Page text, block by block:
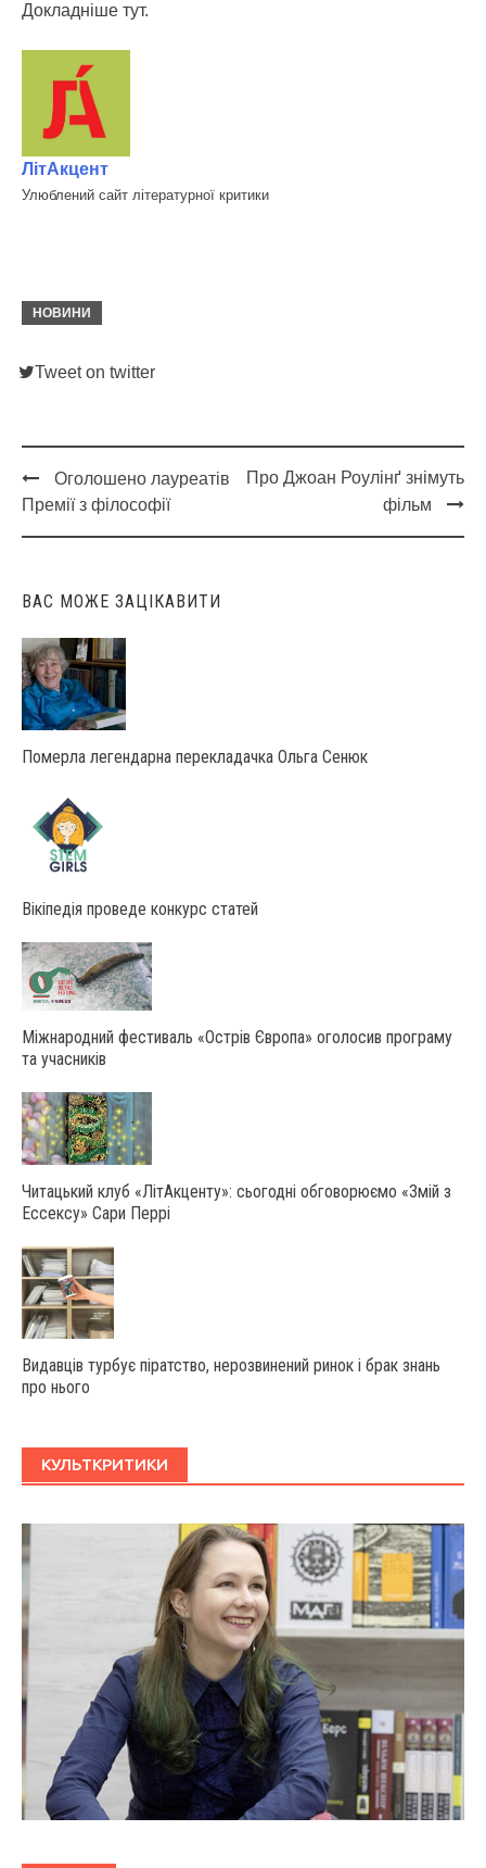
Докладніше тут.
ЛітАкцент
Улюблений сайт літературної критики
НОВИНИ
Tweet on twitter
Post
navigation
Оголошено лауреатів
Премії з філософії
Про Джоан Роулінґ знімуть
фільм
ВАС МОЖЕ ЗАЦІКАВИТИ
Померла легендарна перекладачка Ольга Сенюк
Вікіпедія проведе конкурс статей
Міжнародний фестиваль «Острів Європа» оголосив програму
та учасників
Читацький клуб «ЛітАкценту»: сьогодні обговорюємо «Змій з
Ессексу» Сари Перрі
Видавців турбує піратство, нерозвинений ринок і брак знань
про нього
КУЛЬТКРИТИКИ